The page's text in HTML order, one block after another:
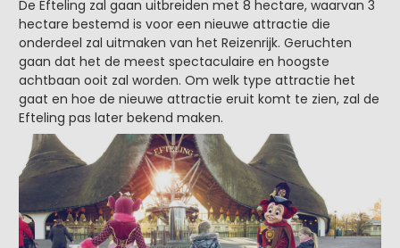
De Efteling zal gaan uitbreiden met 8 hectare, waarvan 3
hectare bestemd is voor een nieuwe attractie die
onderdeel zal uitmaken van het Reizenrijk. Geruchten
gaan dat het de meest spectaculaire en hoogste
achtbaan ooit zal worden. Om welk type attractie het
gaat en hoe de nieuwe attractie eruit komt te zien, zal de
Efteling pas later bekend maken.